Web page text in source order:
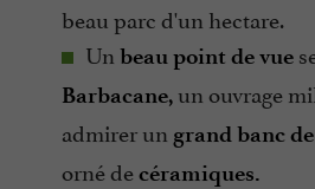
beau parc d'un hectare.
Un beau point de vue
Barbacane, un ouvrage
admirer un grand banc
orné decéramiques.